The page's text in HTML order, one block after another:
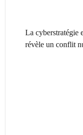
La cyberstratégie
révèle un conflit